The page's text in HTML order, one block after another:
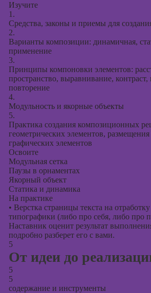
Изучите
1.
Средства, законы и приемы для
2.
Варианты композиции: динамичная,
применение
3.
Принципы компоновки элементов:
пространство, выравнивание, контраст,
повторение
4.
Модульность и якорные объекты
5.
Практика создания композиционных
геометрических элементов, размещения
графических элементов
Освоите
Модульная сетка
Паузы в орнаментах
Якорный объект
Статика и динамика
На практике
• Верстка страницы текста на
типографики (либо про себя, либо про
Наставник оценит результат
подробно разберет его с вами.
5
От идеи до
5
5
содержание и инструменты